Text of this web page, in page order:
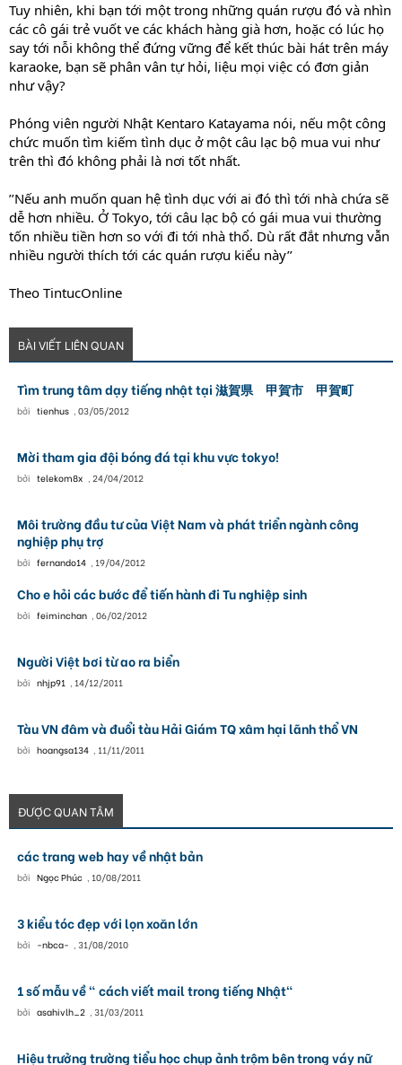
Tuy nhiên, khi bạn tới một trong những quán rượu đó và nhìn
các cô gái trẻ vuốt ve các khách hàng già hơn, hoặc có lúc họ
say tới nỗi không thể đứng vững để kết thúc bài hát trên máy
karaoke, bạn sẽ phân vân tự hỏi, liệu mọi việc có đơn giản
như vậy?
Phóng viên người Nhật Kentaro Katayama nói, nếu một công
chức muốn tìm kiếm tình dục ở một câu lạc bộ mua vui như
trên thì đó không phải là nơi tốt nhất.
’’Nếu anh muốn quan hệ tình dục với ai đó thì tới nhà chứa sẽ
dễ hơn nhiều. Ở Tokyo, tới câu lạc bộ có gái mua vui thường
tốn nhiều tiền hơn so với đi tới nhà thổ. Dù rất đắt nhưng vẫn
nhiều người thích tới các quán rượu kiểu này’’
Theo TintucOnline
BÀI VIẾT LIÊN QUAN
Tìm trung tâm dạy tiếng nhật tại 滋賀県 甲賀市 甲賀町
bởi tienhus , 03/05/2012
Mời tham gia đội bóng đá tại khu vực tokyo!
bởi telekom8x , 24/04/2012
Môi trường đầu tư của Việt Nam và phát triển ngành công
nghiệp phụ trợ
bởi fernando14 , 19/04/2012
Cho e hỏi các bước để tiến hành đi Tu nghiệp sinh
bởi feiminchan , 06/02/2012
Người Việt bơi từ ao ra biển
bởi nhjp91 , 14/12/2011
Tàu VN đâm và đuổi tàu Hải Giám TQ xâm hại lãnh thổ VN
bởi hoangsa134 , 11/11/2011
ĐƯỢC QUAN TÂM
các trang web hay về nhật bản
bởi Ngọc Phúc , 10/08/2011
3 kiểu tóc đẹp với lọn xoăn lớn
bởi -nbca- , 31/08/2010
1 số mẫu về " cách viết mail trong tiếng Nhật"
bởi asahivlh_2 , 31/03/2011
Hiệu trưởng trường tiểu học chụp ảnh trộm bên trong váy nữ